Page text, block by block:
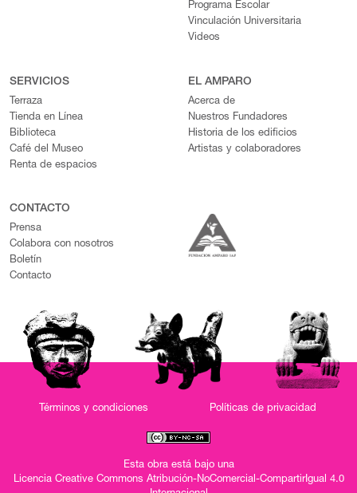
Programa Escolar
Vinculación Universitaria
Videos
SERVICIOS
Terraza
Tienda en Línea
Biblioteca
Café del Museo
Renta de espacios
EL AMPARO
Acerca de
Nuestros Fundadores
Historia de los edificios
Artistas y colaboradores
CONTACTO
Prensa
Colabora con nosotros
Boletín
Contacto
Términos y condiciones Políticas de privacidad
Esta obra está bajo una
Licencia Creative Commons Atribución-NoComercial-CompartirIgual 4.0